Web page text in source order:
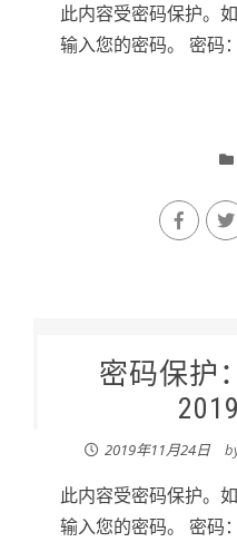
此内容受密码保护。
输入您的密码。 密码
密码保护
2019年11月24日
此内容受密码保护。
输入您的密码。 密码